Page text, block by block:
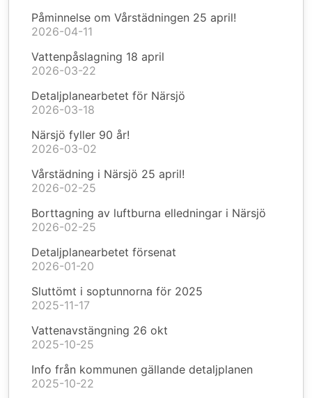
Påminnelse om Vårstädningen 25 april!
2026-04-11
Vattenpåslagning 18 april
2026-03-22
Detaljplanearbetet för Närsjö
2026-03-18
Närsjö fyller 90 år!
2026-03-02
Vårstädning i Närsjö 25 april!
2026-02-25
Borttagning av luftburna elledningar i Närsjö
2026-02-25
Detaljplanearbetet försenat
2026-01-20
Sluttömt i soptunnorna för 2025
2025-11-17
Vattenavstängning 26 okt
2025-10-25
Info från kommunen gällande detaljplanen
2025-10-22